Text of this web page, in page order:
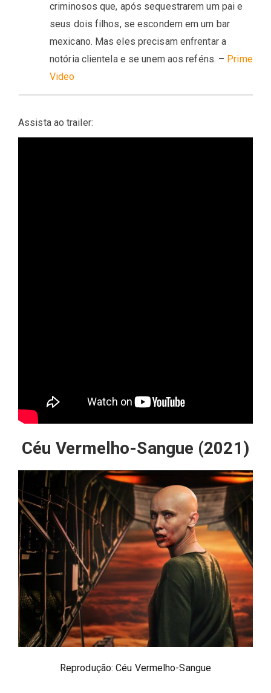
criminosos que, após sequestrarem um pai e
seus dois filhos, se escondem em um bar
mexicano. Mas eles precisam enfrentar a
notória clientela e se unem aos reféns. – Prime
Video
Assista ao trailer:
Céu Vermelho-Sangue (2021)
Reprodução: Céu Vermelho-Sangue